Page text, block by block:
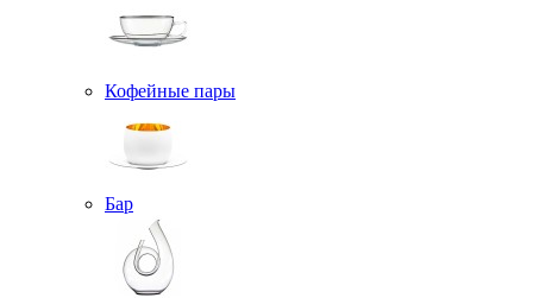
Кофейные пары
Бар